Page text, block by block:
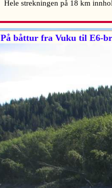
Hele strekningen på 18 km
På båttur fra Vuku til E6-